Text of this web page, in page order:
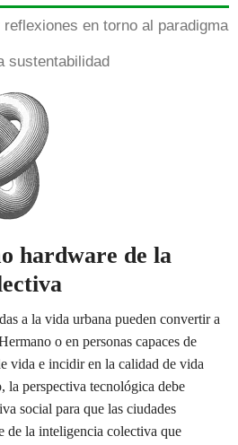
en torno al paradigma
sustentabilidad
hardware de la
a la vida urbana pueden convertir a
o en personas capaces de
vida e incidir en la calidad de vida
la perspectiva tecnológica debe
social para que las ciudades
de la inteligencia colectiva que